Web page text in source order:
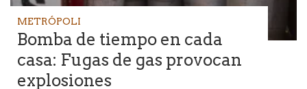
METRÓPOLI
Bomba de tiempo en cada
casa: Fugas de gas provocan
explosiones